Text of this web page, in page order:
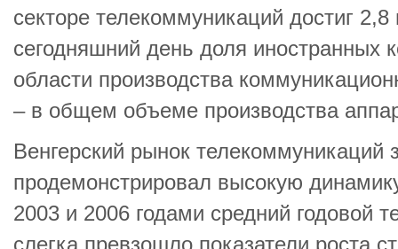
секторе телекоммуникаций достиг
сегодняшний день доля иностранных
области производства
– в общем объеме производства
Венгерский рынок телекоммуникаций
продемонстрировал высокую
2003 и 2006 годами средний годовой